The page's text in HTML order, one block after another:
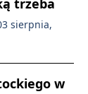
trzeba
sierpnia,
w